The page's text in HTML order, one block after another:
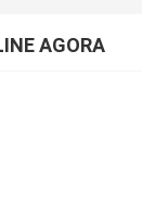
AGORA